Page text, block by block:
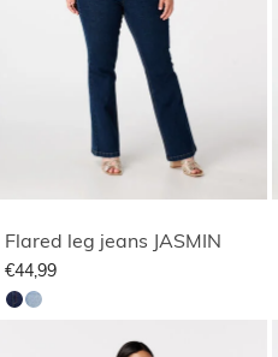
Flared leg jeans JASMIN
€44,99